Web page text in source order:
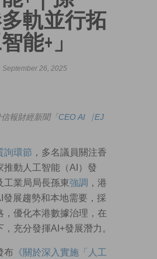
軌並行拓
能+」
26, 2025
報財經新聞「CEO AI⎹ EJ
詢環節 ，多名議員關注香
推動人工智能（AI）發
工業局局長孫東強調 ，港
發展趨勢和本地需要，採
，優化本港數據治理，在
充分發揮AI+發展潛力。
布 《關於深入實施「人工